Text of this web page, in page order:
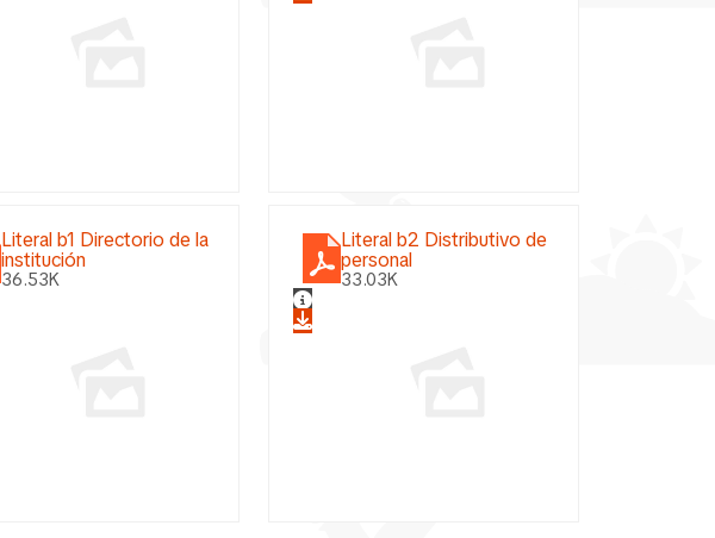
Literal b1 Directorio de la
institución
36.53K
Literal b2 Distributivo de
personal
33.03K